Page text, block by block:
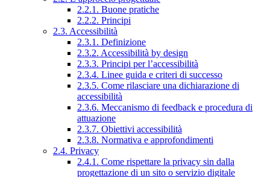
2.2.1. Buone pratiche
2.2.2. Principi
2.3. Accessibilità
2.3.1. Definizione
2.3.2. Accessibilità by design
2.3.3. Principi per l’accessibilità
2.3.4. Linee guida e criteri di successo
2.3.5. Come rilasciare una dichiarazione di
accessibilità
2.3.6. Meccanismo di feedback e procedura di
attuazione
2.3.7. Obiettivi accessibilità
2.3.8. Normativa e approfondimenti
2.4. Privacy
2.4.1. Come rispettare la privacy sin dalla
progettazione di un sito o servizio digitale